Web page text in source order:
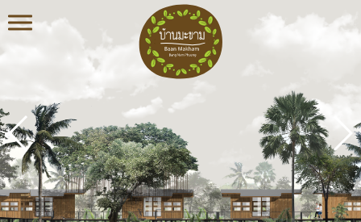
บางน้ำผึ้ง
ใกล้
กรุงเทพใน
คุ้งน้ำ
บางกระเจ้า
แหล่ง
โอโซน